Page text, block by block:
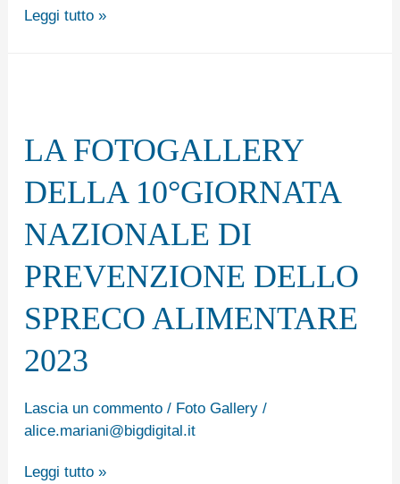
alimentare
Leggi tutto »
LA FOTOGALLERY
DELLA 10°GIORNATA
NAZIONALE DI
PREVENZIONE DELLO
SPRECO ALIMENTARE
2023
Lascia un commento / Foto Gallery/
alice.mariani@bigdigital.it
DELLA
NAZIONALE
DI
PREVENZIONE
DELLO
SPRECO
ALIMENTARE
2023
Leggi tutto »